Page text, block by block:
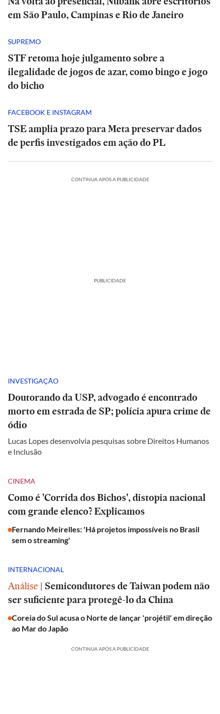
em São Paulo, Campinas e Rio de Janeiro
SUPREMO
STF retoma hoje julgamento sobre a
ilegalidade de jogos de azar, como bingo e jogo
do bicho
FACEBOOK E INSTAGRAM
TSE amplia prazo para Meta preservar dados
de perfis investigados em ação do PL
CONTINUA APÓS A PUBLICIDADE
PUBLICIDADE
INVESTIGAÇÃO
Doutorando da USP, advogado é encontrado
morto em estrada de SP; polícia apura crime de
ódio
Lucas Lopes desenvolvia pesquisas sobre Direitos Humanos
e Inclusão
CINEMA
Como é 'Corrida dos Bichos', distopia nacional
com grande elenco? Explicamos
Fernando Meirelles: 'Há projetos impossíveis no Brasil
sem o streaming'
INTERNACIONAL
Análise | Semicondutores de Taiwan podem não
ser suficiente para protegê-lo da China
Coreia do Sul acusa o Norte de lançar 'projétil' em direção
ao Mar do Japão
CONTINUA APÓS A PUBLICIDADE